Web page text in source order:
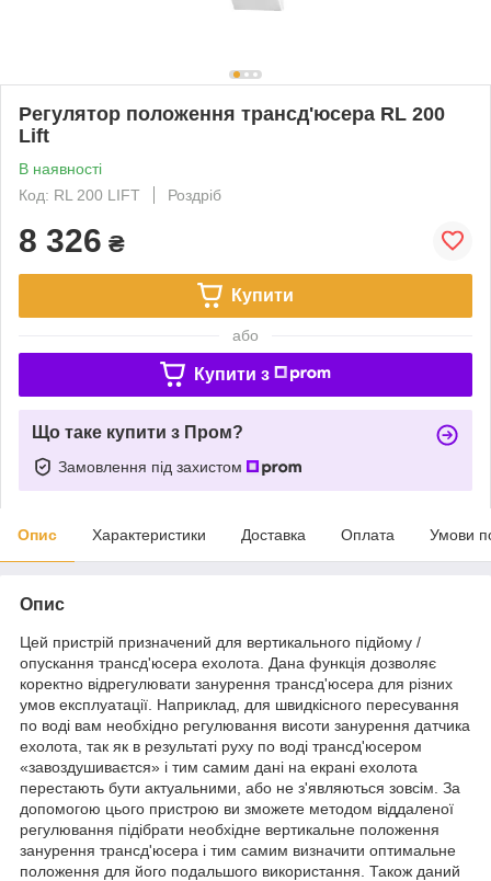
Регулятор положення трансд'юсера RL 200
Lift
В наявності
Код: RL 200 LIFT
Роздріб
8 326 ₴
Купити
або
Купити з
Що таке купити з Пром?
Замовлення під захистом
Опис Характеристики Доставка Оплата Умови
Опис
Цей пристрій призначений для вертикального підйому /
опускання трансд'юсера ехолота. Дана функція дозволяє
коректно відрегулювати занурення трансд'юсера для різних
умов експлуатації. Наприклад, для швидкісного пересування
по воді вам необхідно регулювання висоти занурення датчика
ехолота, так як в результаті руху по воді трансд'юсером
«завоздушиваєтся» і тим самим дані на екрані ехолота
перестають бути актуальними, або не з'являються зовсім. За
допомогою цього пристрою ви зможете методом віддаленої
регулювання підібрати необхідне вертикальне положення
занурення трансд'юсера і тим самим визначити оптимальне
положення для його подальшого використання. Також даний